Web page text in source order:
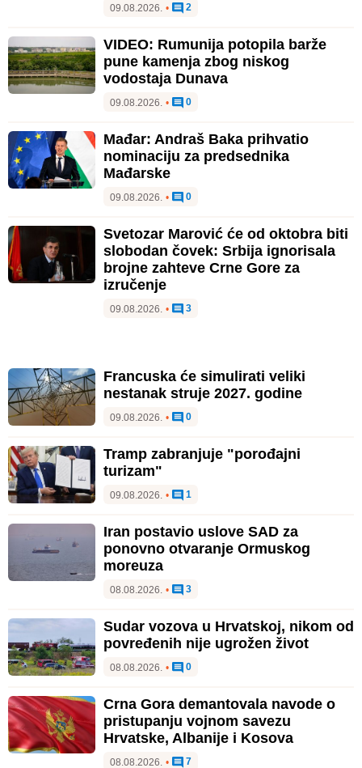
09.08.2026. • 2
VIDEO: Rumunija potopila barže
pune kamenja zbog niskog
vodostaja Dunava
09.08.2026. • 0
Mađar: Andraš Baka prihvatio
nominaciju za predsednika
Mađarske
09.08.2026. • 0
Svetozar Marović će od oktobra biti
slobodan čovek: Srbija ignorisala
brojne zahteve Crne Gore za
izručenje
09.08.2026. • 3
Francuska će simulirati veliki
nestanak struje 2027. godine
09.08.2026. • 0
Tramp zabranjuje "porođajni
turizam"
09.08.2026. • 1
Iran postavio uslove SAD za
ponovno otvaranje Ormuskog
moreuza
08.08.2026. • 3
Sudar vozova u Hrvatskoj, nikom od
povređenih nije ugrožen život
08.08.2026. • 0
Crna Gora demantovala navode o
pristupanju vojnom savezu
Hrvatske, Albanije i Kosova
08.08.2026. • 7